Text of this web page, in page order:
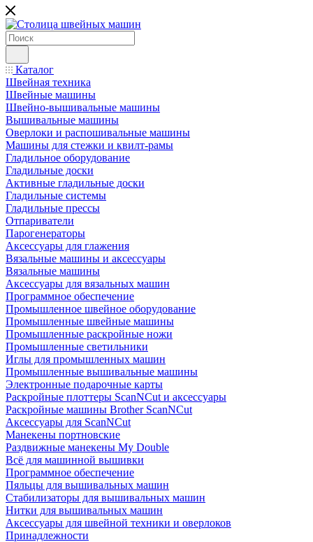
Каталог
Швейная техника
Швейные машины
Швейно-вышивальные машины
Вышивальные машины
Оверлоки и распошивальные машины
Машины для стежки и квилт-рамы
Гладильное оборудование
Гладильные доски
Активные гладильные доски
Гладильные системы
Гладильные прессы
Отпариватели
Парогенераторы
Аксессуары для глажения
Вязальные машины и аксессуары
Вязальные машины
Аксессуары для вязальных машин
Программное обеспечение
Промышленное швейное оборудование
Промышленные швейные машины
Промышленные раскройные ножи
Промышленные светильники
Иглы для промышленных машин
Промышленные вышивальные машины
Электронные подарочные карты
Раскройные плоттеры ScanNCut и аксессуары
Раскройные машины Brother ScanNCut
Аксессуары для ScanNCut
Манекены портновские
Раздвижные манекены My Double
Всё для машинной вышивки
Программное обеспечение
Пяльцы для вышивальных машин
Стабилизаторы для вышивальных машин
Нитки для вышивальных машин
Аксессуары для швейной техники и оверлоков
Принадлежности